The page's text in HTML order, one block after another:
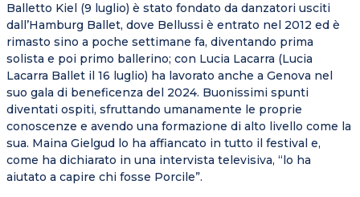
Balletto Kiel (9 luglio) è stato fondato da danzatori usciti
dall’Hamburg Ballet, dove Bellussi è entrato nel 2012 ed è
rimasto sino a poche settimane fa, diventando prima
solista e poi primo ballerino; con Lucia Lacarra (Lucia
Lacarra Ballet il 16 luglio) ha lavorato anche a Genova nel
suo gala di beneficenza del 2024. Buonissimi spunti
diventati ospiti, sfruttando umanamente le proprie
conoscenze e avendo una formazione di alto livello come la
sua. Maina Gielgud lo ha affiancato in tutto il festival e,
come ha dichiarato in una intervista televisiva, “lo ha
aiutato a capire chi fosse Porcile”.